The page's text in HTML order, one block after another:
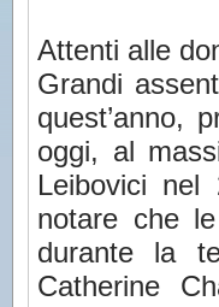
Attenti alle
Grandi
quest’anno,
oggi, al
Leibovici
notare che
durante la
Catherine